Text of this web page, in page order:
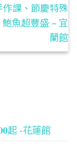
課、節慶特殊
魚超豐盛 – 宜
蘭館
起 -花蓮館